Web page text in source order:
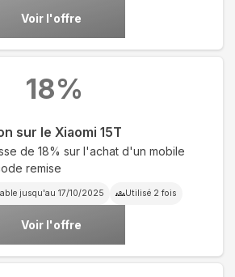
Voir l'offre
sur le Xiaomi 15T
de 18% sur l'achat d'un mobile
remise
jusqu'au 17/10/2025 Utilisé 2 fois
Voir l'offre
18%